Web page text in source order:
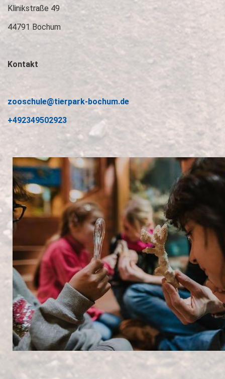
Klinikstraße 49
44791 Bochum
Kontakt
zooschule@tierpark-bochum.de
+492349502923